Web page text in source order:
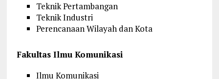
Teknik Pertambangan
Teknik Industri
Perencanaan Wilayah dan Kota
Fakultas Ilmu Komunikasi
Ilmu Komunikasi